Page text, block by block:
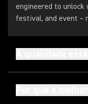
engineered to
festival, and event –